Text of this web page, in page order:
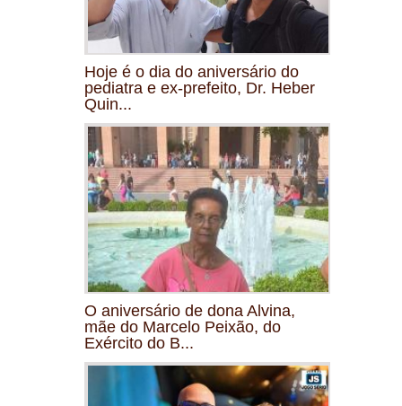
Hoje é o dia do aniversário do
pediatra e ex-prefeito, Dr. Heber
Quin...
O aniversário de dona Alvina,
mãe do Marcelo Peixão, do
Exército do B...